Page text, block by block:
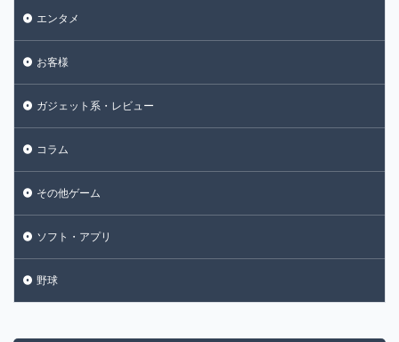
エンタメ
お客様
ガジェット系・レビュー
コラム
その他ゲーム
ソフト・アプリ
野球